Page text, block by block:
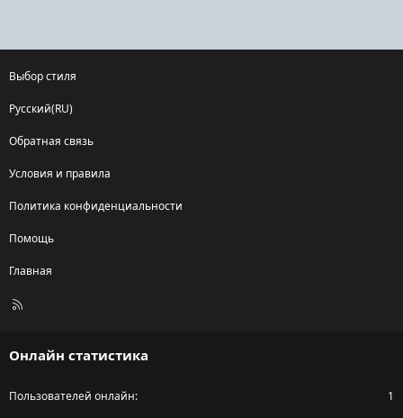
Выбор стиля
Русский(RU)
Обратная связь
Условия и правила
Политика конфиденциальности
Помощь
Главная
R
Онлайн статистика
Пользователей онлайн 1